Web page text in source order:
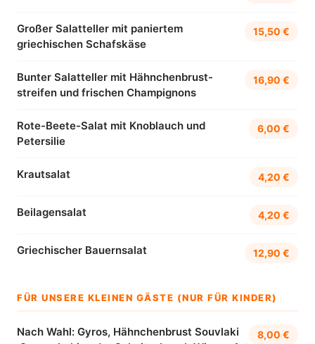
Großer Salatteller mit paniertem
griechischen Schafskäse
15,50 €
Bunter Salatteller mit Hähnchenbrust-
streifen und frischen Champignons
16,90 €
Rote-Beete-Salat mit Knoblauch und
Petersilie
6,00 €
Krautsalat 4,20 €
Beilagensalat 4,20 €
Griechischer Bauernsalat 12,90 €
FÜR UNSERE KLEINEN GÄSTE (NUR FÜR KINDER)
Nach Wahl: Gyros, Hähnchenbrust Souvlaki
8,00 €